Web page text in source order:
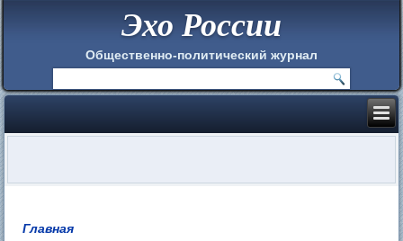
Эхо России
Общественно-политический журнал
Главная